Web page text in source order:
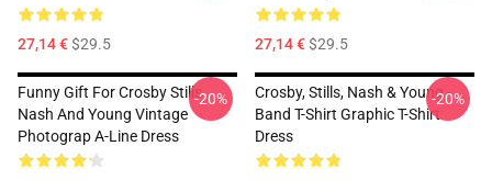
27,14 €$29.5 27,14 €$29.5
Funny Gift For Crosby Stills
Nash And Young Vintage
Photograp A-Line Dress
-20%
Crosby, Stills, Nash & Young -
Band T-Shirt Graphic T-Shirt
Dress
-20%